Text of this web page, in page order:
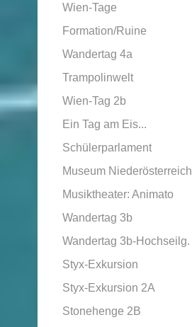
Wien-Tage
Formation/Ruine
Wandertag 4a
Trampolinwelt
Wien-Tag 2b
Ein Tag am Eis...
Schülerparlament
Museum Niederösterreich
Musiktheater: Animato
Wandertag 3b
Wandertag 3b-Hochseilg.
Styx-Exkursion
Styx-Exkursion 2A
Stonehenge 2B